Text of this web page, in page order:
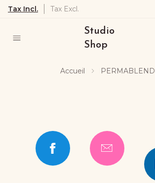
Tax Incl. Tax Excl.
Studio
Shop
Accueil PERMABLEND